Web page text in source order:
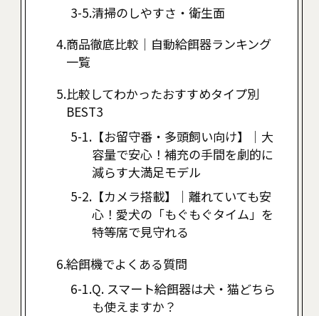
清掃のしやすさ・衛生面
商品徹底比較｜自動給餌器ランキング
一覧
比較してわかったおすすめタイプ別
BEST3
【お留守番・多頭飼い向け】｜大
容量で安心！補充の手間を劇的に
減らす大満足モデル
【カメラ搭載】｜離れていても安
心！愛犬の「もぐもぐタイム」を
特等席で見守れる
給餌機でよくある質問
Q. スマート給餌器は犬・猫どちら
も使えますか？